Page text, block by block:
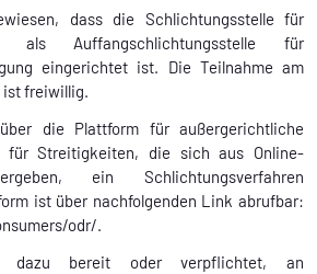
dass die Schlichtungsstelle für
als Auffangschlichtungsstelle für
eingerichtet ist. Die Teilnahme am
freiwillig.
die Plattform für außergerichtliche
für Streitigkeiten, die sich aus Online-
ein Schlichtungsverfahren
ist über nachfolgenden Link abrufbar:
odr/.
dazu bereit oder verpflichtet, an